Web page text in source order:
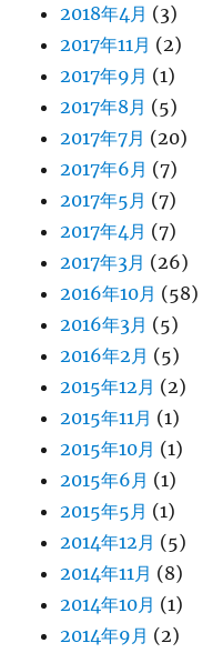
2018年4月 (3)
2017年11月 (2)
2017年9月 (1)
2017年8月 (5)
2017年7月 (20)
2017年6月 (7)
2017年5月 (7)
2017年4月 (7)
2017年3月 (26)
2016年10月 (58)
2016年3月 (5)
2016年2月 (5)
2015年12月 (2)
2015年11月 (1)
2015年10月 (1)
2015年6月 (1)
2015年5月 (1)
2014年12月 (5)
2014年11月 (8)
2014年10月 (1)
2014年9月 (2)